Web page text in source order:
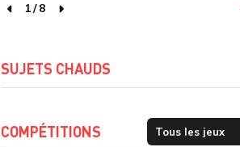
page précédente
1/8
page suivante
SUJETS CHAUDS
COMPÉTITIONS